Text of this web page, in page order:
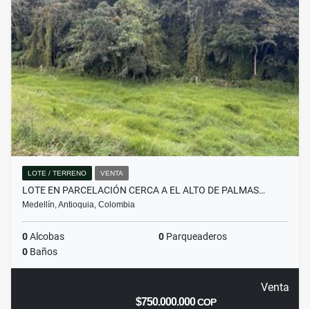
LOTE / TERRENO VENTA
LOTE EN PARCELACIÓN CERCA A EL ALTO DE PALMAS…
Medellín, Antioquia, Colombia
0Alcobas 0 Parqueaderos
0 Baños
Venta
$750.000.000COP